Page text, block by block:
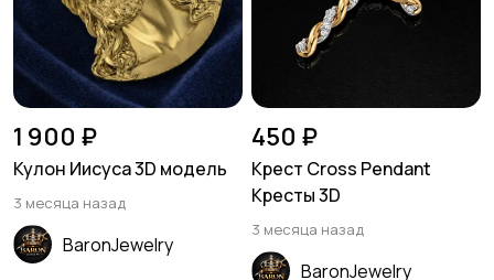
1 900 ₽
Кулон Иисуса 3D модель
3 месяца назад
BaronJewelry
450 ₽
Крест Cross Pendant
Кресты 3D
3 месяца назад
BaronJewelry